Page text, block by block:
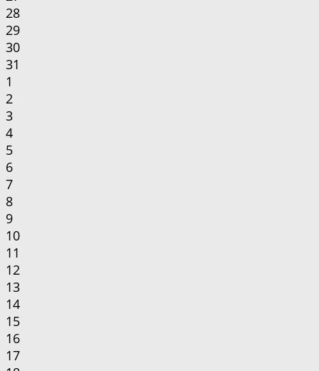
28
29
30
31
1
2
3
4
5
6
7
8
9
10
11
12
13
14
15
16
17